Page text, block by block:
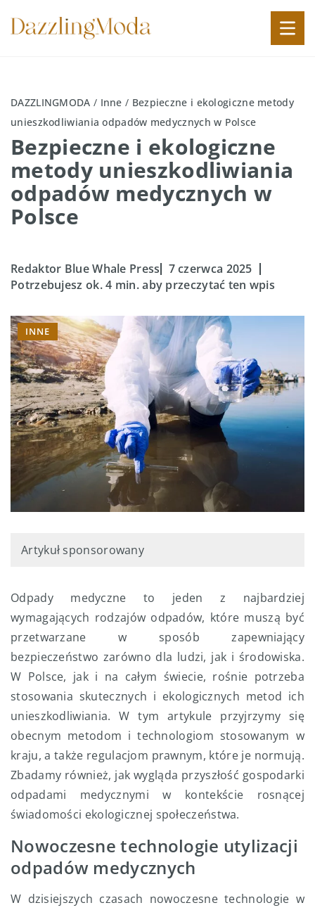
DAZZLINGMODA / Inne / Bezpieczne i ekologiczne metody
unieszkodliwiania odpadów medycznych w Polsce
Bezpieczne i ekologiczne
metody unieszkodliwiania
odpadów medycznych w
Polsce
Redaktor Blue Whale Press
7 czerwca 2025
Potrzebujesz ok. 4 min. aby przeczytać ten wpis
INNE
Artykuł sponsorowany
Odpady medyczne to jeden z najbardziej
wymagających rodzajów odpadów, które muszą być
przetwarzane w sposób zapewniający
bezpieczeństwo zarówno dla ludzi, jak i środowiska.
W Polsce, jak i na całym świecie, rośnie potrzeba
stosowania skutecznych i ekologicznych metod ich
unieszkodliwiania. W tym artykule przyjrzymy się
obecnym metodom i technologiom stosowanym w
kraju, a także regulacjom prawnym, które je normują.
Zbadamy również, jak wygląda przyszłość gospodarki
odpadami medycznymi w kontekście rosnącej
świadomości ekologicznej społeczeństwa.
Nowoczesne technologie utylizacji
odpadów medycznych
W dzisiejszych czasach nowoczesne technologie w